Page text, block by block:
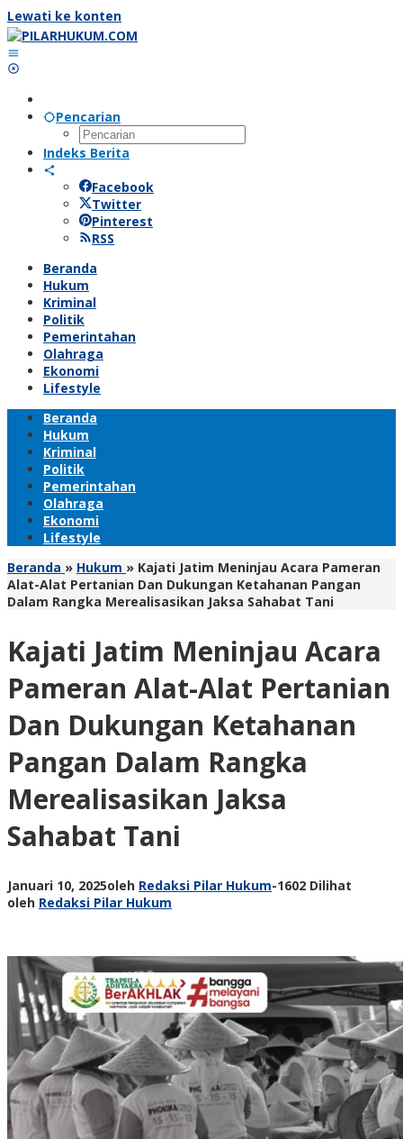
Lewati ke konten
Pencarian
Indeks Berita
Facebook
Twitter
Pinterest
RSS
Beranda
Hukum
Kriminal
Politik
Pemerintahan
Olahraga
Ekonomi
Lifestyle
Beranda
Hukum
Kriminal
Politik
Pemerintahan
Olahraga
Ekonomi
Lifestyle
Beranda » Hukum » Kajati Jatim Meninjau Acara Pameran
Alat-Alat Pertanian Dan Dukungan Ketahanan Pangan
Dalam Rangka Merealisasikan Jaksa Sahabat Tani
Kajati Jatim Meninjau Acara
Pameran Alat-Alat Pertanian
Dan Dukungan Ketahanan
Pangan Dalam Rangka
Merealisasikan Jaksa
Sahabat Tani
Januari 10, 2025oleh Redaksi Pilar Hukum-1602 Dilihat
oleh Redaksi Pilar Hukum